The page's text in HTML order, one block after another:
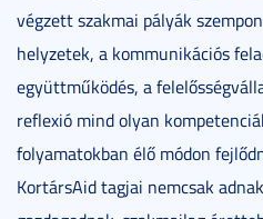
végzett szakmai pályák
helyzetek, a kommunikációs
együttműködés, a
reflexió mind olyan
folyamatokban élő módon
KortársAid tagjai nemcsak